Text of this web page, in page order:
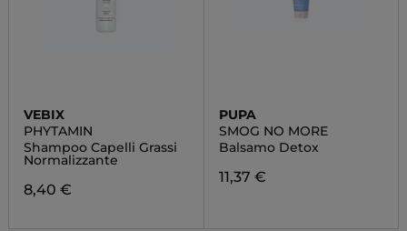
VEBIX
PHYTAMIN
Shampoo Capelli Grassi
Normalizzante
8,40 €
PUPA
SMOG NO MORE
Balsamo Detox
11,37 €